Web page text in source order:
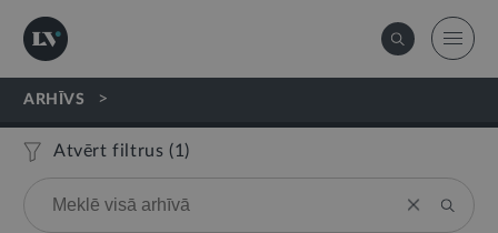
ARHĪVS >
Atvērt filtrus (1 )